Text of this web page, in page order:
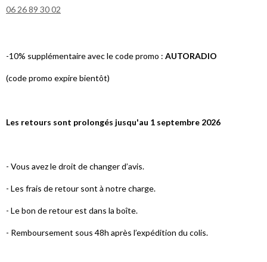
06 26 89 30 02
-10% supplémentaire avec le code promo : AUTORADIO
(code promo expire bientôt)
Les retours sont prolongés jusqu'au 1 septembre 2026
- Vous avez le droit de changer d’avis.
- Les frais de retour sont à notre charge.
- Le bon de retour est dans la boîte.
- Remboursement sous 48h après l’expédition du colis.